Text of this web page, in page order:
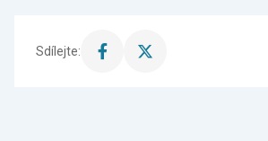
Sdílejte:
Sdílet
Sdílet